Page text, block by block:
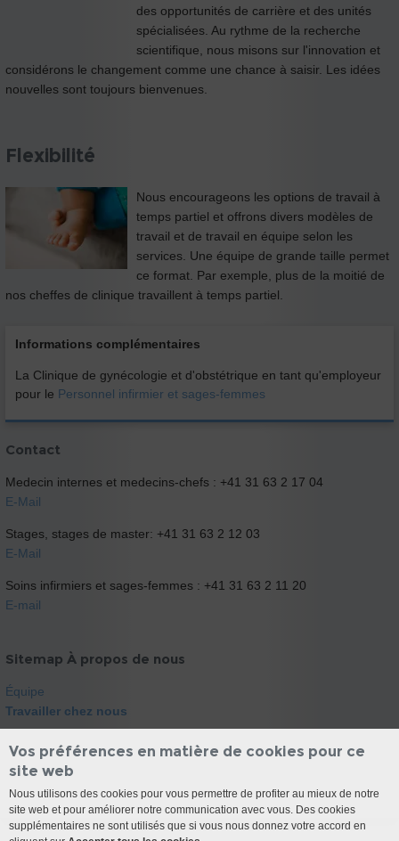
des opportunités de carrière et des unités
spécialisées. Au rythme de la recherche
scientifique, nous misons sur l'innovation et
considérons le changement comme une chance à saisir. Les idées
nouvelles sont toujours bienvenues.
Flexibilité
Nous encourageons les options de travail à
temps partiel et offrons divers modèles de
travail et de travail en équipe selon les
services. Une équipe de grande taille permet
ce format. Par exemple, plus de la moitié de
nos cheffes de clinique travaillent à temps partiel.
Informations complémentaires
La Clinique de gynécologie et d'obstétrique en tant qu'employeur
pour le Personnel infirmier et sages-femmes
Contact
Medecin internes et medecins-chefs : +41 31 63 2 17 04
E-Mail
Stages, stages de master: +41 31 63 2 12 03
E-Mail
Soins infirmiers et sages-femmes : +41 31 63 2 11 20
E-mail
Sitemap À propos de nous
Équipe
Travailler chez nous
Vos préférences en matière de cookies pour ce
site web
Nous utilisons des cookies pour vous permettre de profiter au mieux de notre
site web et pour améliorer notre communication avec vous. Des cookies
supplémentaires ne sont utilisés que si vous nous donnez votre accord en